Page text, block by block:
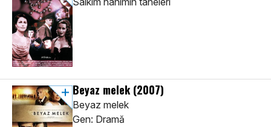
Beyaz melek (2007)
Beyaz melek
Gen: Dramă